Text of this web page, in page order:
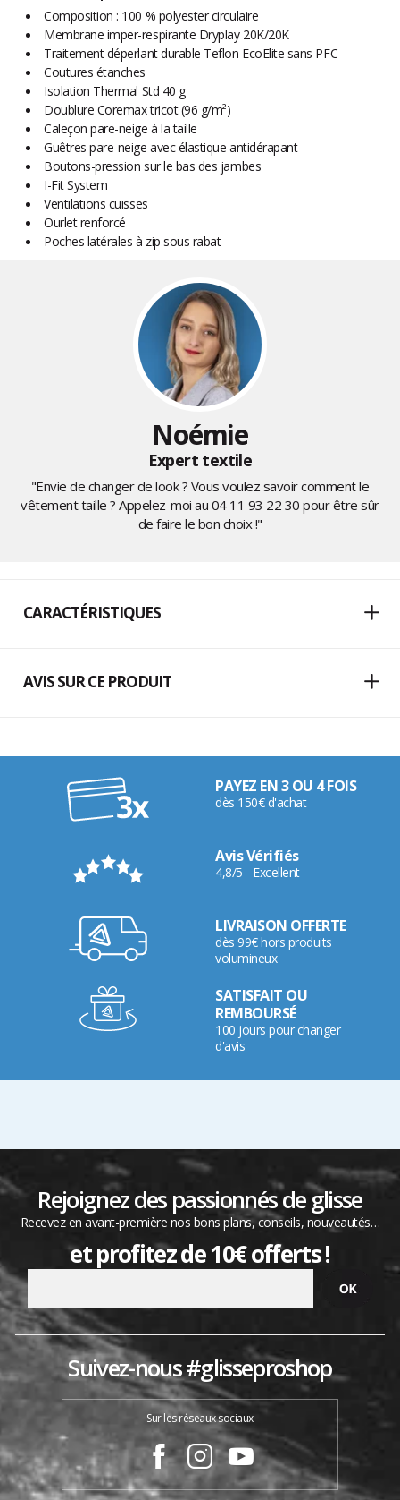
Composition : 100 % polyester circulaire
Membrane imper-respirante Dryplay 20K/20K
Traitement déperlant durable Teflon EcoElite sans PFC
Coutures étanches
Isolation Thermal Std 40 g
Doublure Coremax tricot (96 g/m²)
Caleçon pare-neige à la taille
Guêtres pare-neige avec élastique antidérapant
Boutons-pression sur le bas des jambes
I-Fit System
Ventilations cuisses
Ourlet renforcé
Poches latérales à zip sous rabat
Noémie
Expert textile
"Envie de changer de look ? Vous voulez savoir comment le
vêtement taille ? Appelez-moi au 04 11 93 22 30 pour être sûr
de faire le bon choix !"
CARACTÉRISTIQUES
AVIS SUR CE PRODUIT
PAYEZ EN 3 OU 4 FOIS
dès 150€ d'achat
Avis Vérifiés
4,8/5 - Excellent
LIVRAISON OFFERTE
dès 99€ hors produits
volumineux
SATISFAIT OU
REMBOURSÉ
100 jours pour changer
d'avis
Rejoignez des passionnés de glisse
Recevez en avant-première nos bons plans, conseils, nouveautés…
et profitez de 10€ offerts !
Suivez-nous #glisseproshop
Sur les réseaux sociaux